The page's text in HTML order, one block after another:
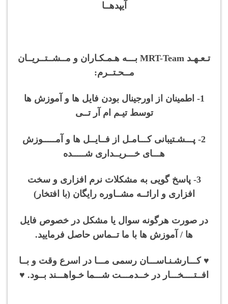
آیپدهــا
تـعـهـد MRT-Team بـــه هـمـکـاران و مــشــتــریــان
مــحـتــرم:
1- اطمینان از اورجینال بودن فایل ها و آموزش ها
توسط تیـم ام آر تــی
2- پـــشـتیبانی کـــامـل از فــایــل ها و آمـــــوزش
هـــای خـــریــداری شـــــده
3- پاسخ گویی به مشکلات نرم افزاری و سخت
افزاری و ارائــه مشــاوره رایگان (با افتخار)
در صورت هرگونه سوال یا مشکل در خصوص فایل
ها / آموزش ها با ما تــماس حاصل فرمایید.
♥ کـــارشـنـاســـان رسمی مـــا در اسرع وقت و بــا
افــتــــخـــار در خــدمـــت شـــما خـواهـــند بــود. ♥